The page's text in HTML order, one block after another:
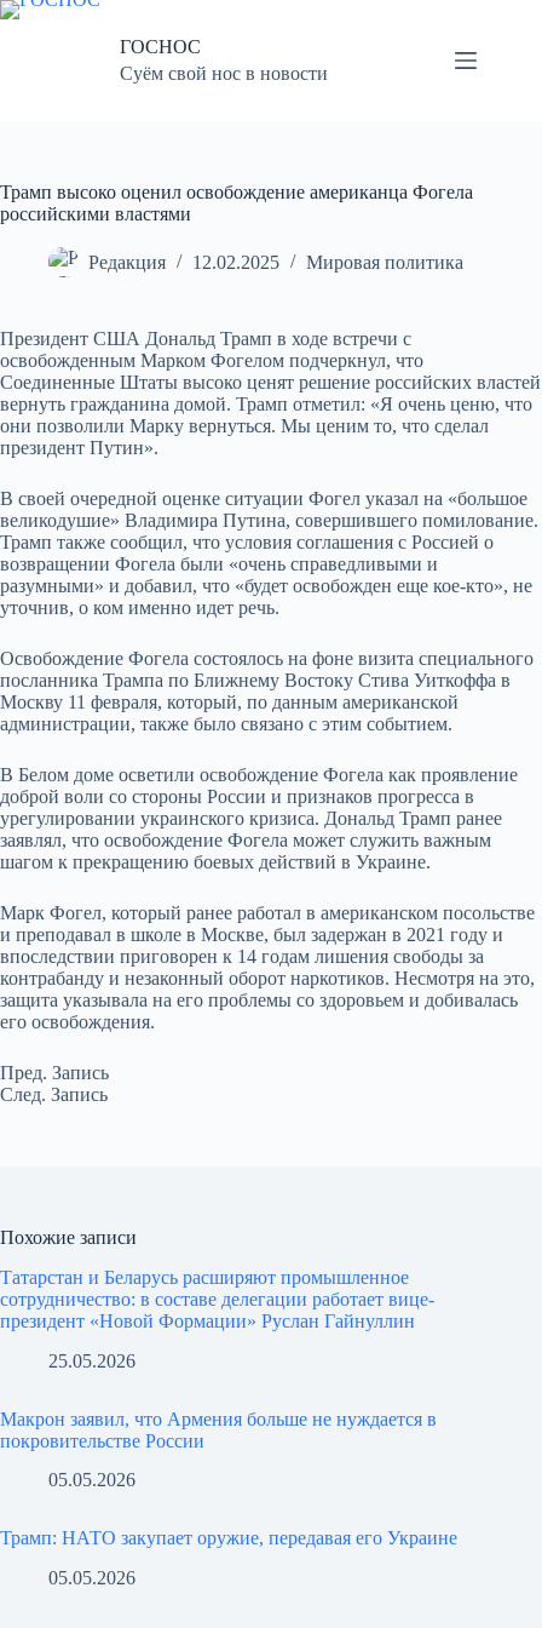
Перейти
ГОСНОС
Суём свой нос в новости
Трамп высоко оценил освобождение американца Фогела
российскими властями
Редакция 12.02.2025 Мировая политика
Президент США Дональд Трамп в ходе встречи с
освобожденным Марком Фогелом подчеркнул, что
Соединенные Штаты высоко ценят решение российских властей
вернуть гражданина домой. Трамп отметил: «Я очень ценю, что
они позволили Марку вернуться. Мы ценим то, что сделал
президент Путин».
В своей очередной оценке ситуации Фогел указал на «большое
великодушие» Владимира Путина, совершившего помилование.
Трамп также сообщил, что условия соглашения с Россией о
возвращении Фогела были «очень справедливыми и
разумными» и добавил, что «будет освобожден еще кое-кто», не
уточнив, о ком именно идет речь.
Освобождение Фогела состоялось на фоне визита специального
посланника Трампа по Ближнему Востоку Стива Уиткоффа в
Москву 11 февраля, который, по данным американской
администрации, также было связано с этим событием.
В Белом доме осветили освобождение Фогела как проявление
доброй воли со стороны России и признаков прогресса в
урегулировании украинского кризиса. Дональд Трамп ранее
заявлял, что освобождение Фогела может служить важным
шагом к прекращению боевых действий в Украине.
Марк Фогел, который ранее работал в американском посольстве
и преподавал в школе в Москве, был задержан в 2021 году и
впоследствии приговорен к 14 годам лишения свободы за
контрабанду и незаконный оборот наркотиков. Несмотря на это,
защита указывала на его проблемы со здоровьем и добивалась
его освобождения.
Пред. Запись
След. Запись
Похожие записи
Татарстан и Беларусь расширяют промышленное
сотрудничество: в составе делегации работает вице-
президент «Новой Формации» Руслан Гайнуллин
25.05.2026
Макрон заявил, что Армения больше не нуждается в
покровительстве России
05.05.2026
Трамп: НАТО закупает оружие, передавая его Украине
05.05.2026